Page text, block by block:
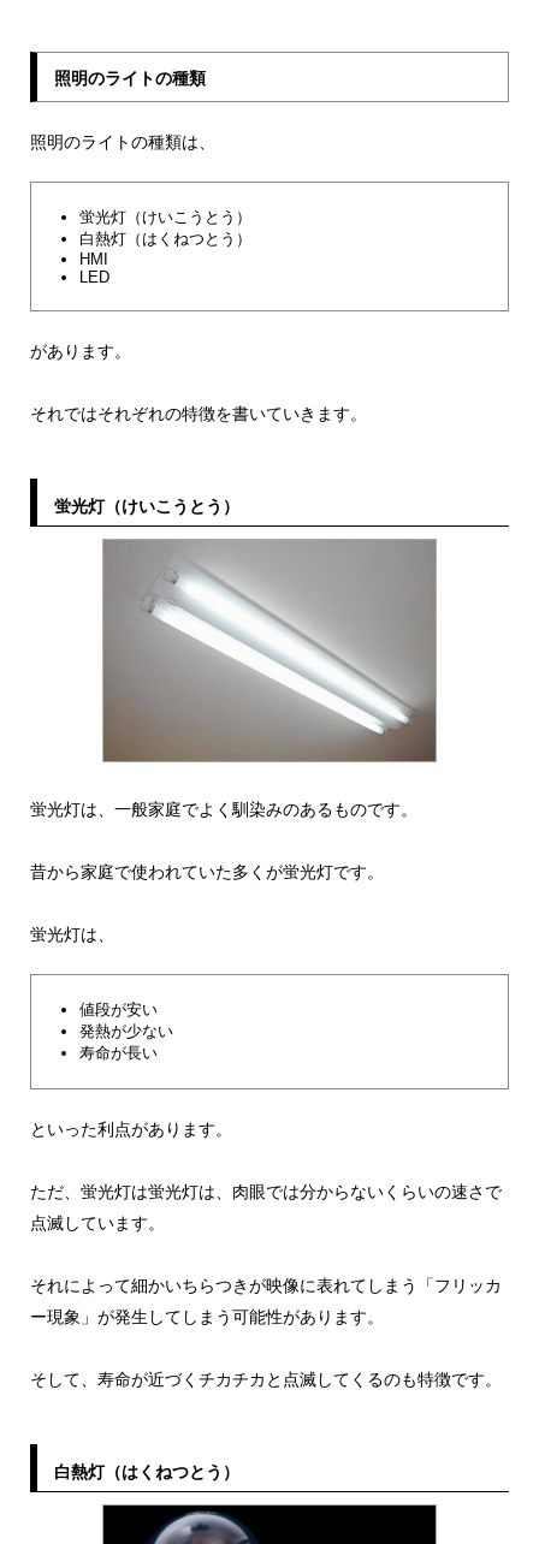
照明のライトの種類
照明のライトの種類は、
蛍光灯（けいこうとう）
白熱灯（はくねつとう）
HMI
LED
があります。
それではそれぞれの特徴を書いていきます。
蛍光灯（けいこうとう）
蛍光灯は、一般家庭でよく馴染みのあるものです。
昔から家庭で使われていた多くが蛍光灯です。
蛍光灯は、
値段が安い
発熱が少ない
寿命が長い
といった利点があります。
ただ、蛍光灯は蛍光灯は、肉眼では分からないくらいの速さで
点滅しています。
それによって細かいちらつきが映像に表れてしまう「フリッカ
ー現象」が発生してしまう可能性があります。
そして、寿命が近づくチカチカと点滅してくるのも特徴です。
白熱灯（はくねつとう）